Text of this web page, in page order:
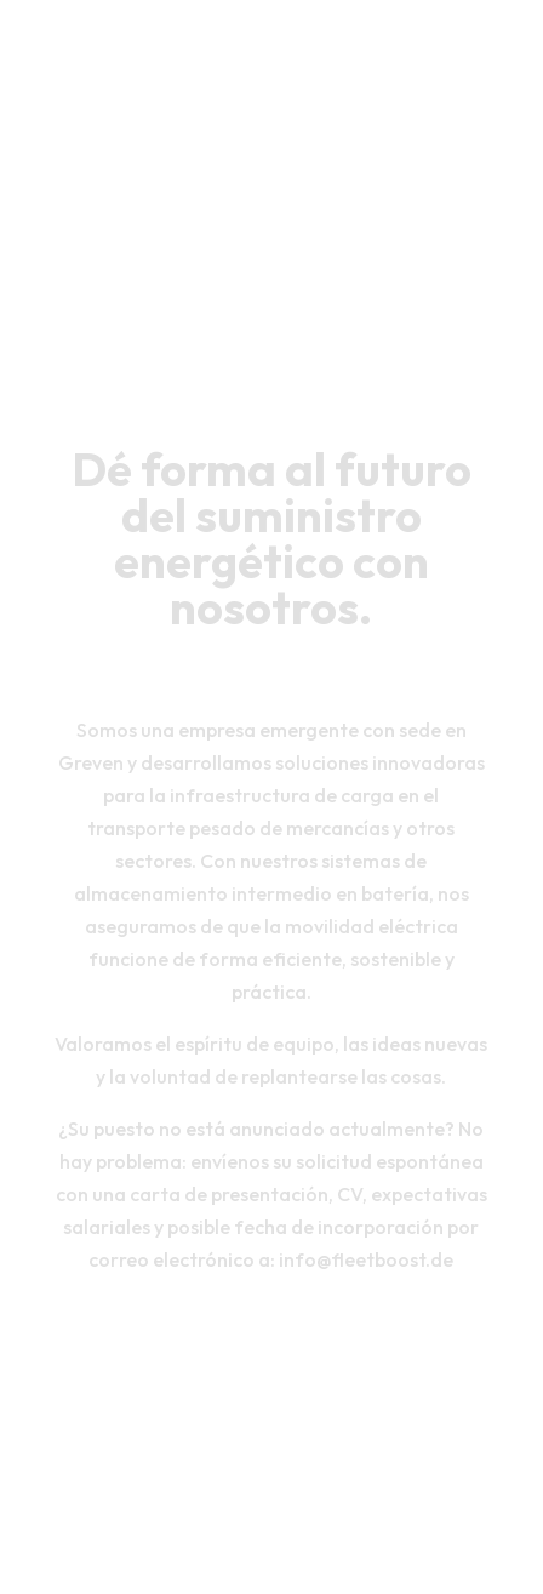
Dé forma al futuro
del suministro
energético con
nosotros.
Somos una empresa emergente con sede en
Greven y desarrollamos soluciones innovadoras
para la infraestructura de carga en el
transporte pesado de mercancías y otros
sectores. Con nuestros sistemas de
almacenamiento intermedio en batería, nos
aseguramos de que la movilidad eléctrica
funcione de forma eficiente, sostenible y
práctica.
Valoramos el espíritu de equipo, las ideas nuevas
y la voluntad de replantearse las cosas.
¿Su puesto no está anunciado actualmente? No
hay problema: envíenos su solicitud espontánea
con una carta de presentación, CV, expectativas
salariales y posible fecha de incorporación por
correo electrónico a: info@fleetboost.de